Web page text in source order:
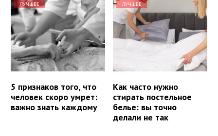
ЛУЧШЕЕ
5 признаков того, что
человек скоро умрет:
важно знать каждому
ЛУЧШЕЕ
Как часто нужно
стирать постельное
белье: вы точно
делали не так